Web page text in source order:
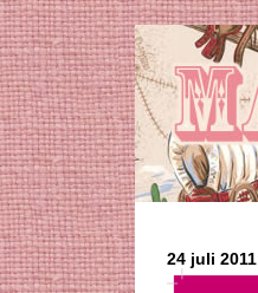
24 juli 2011